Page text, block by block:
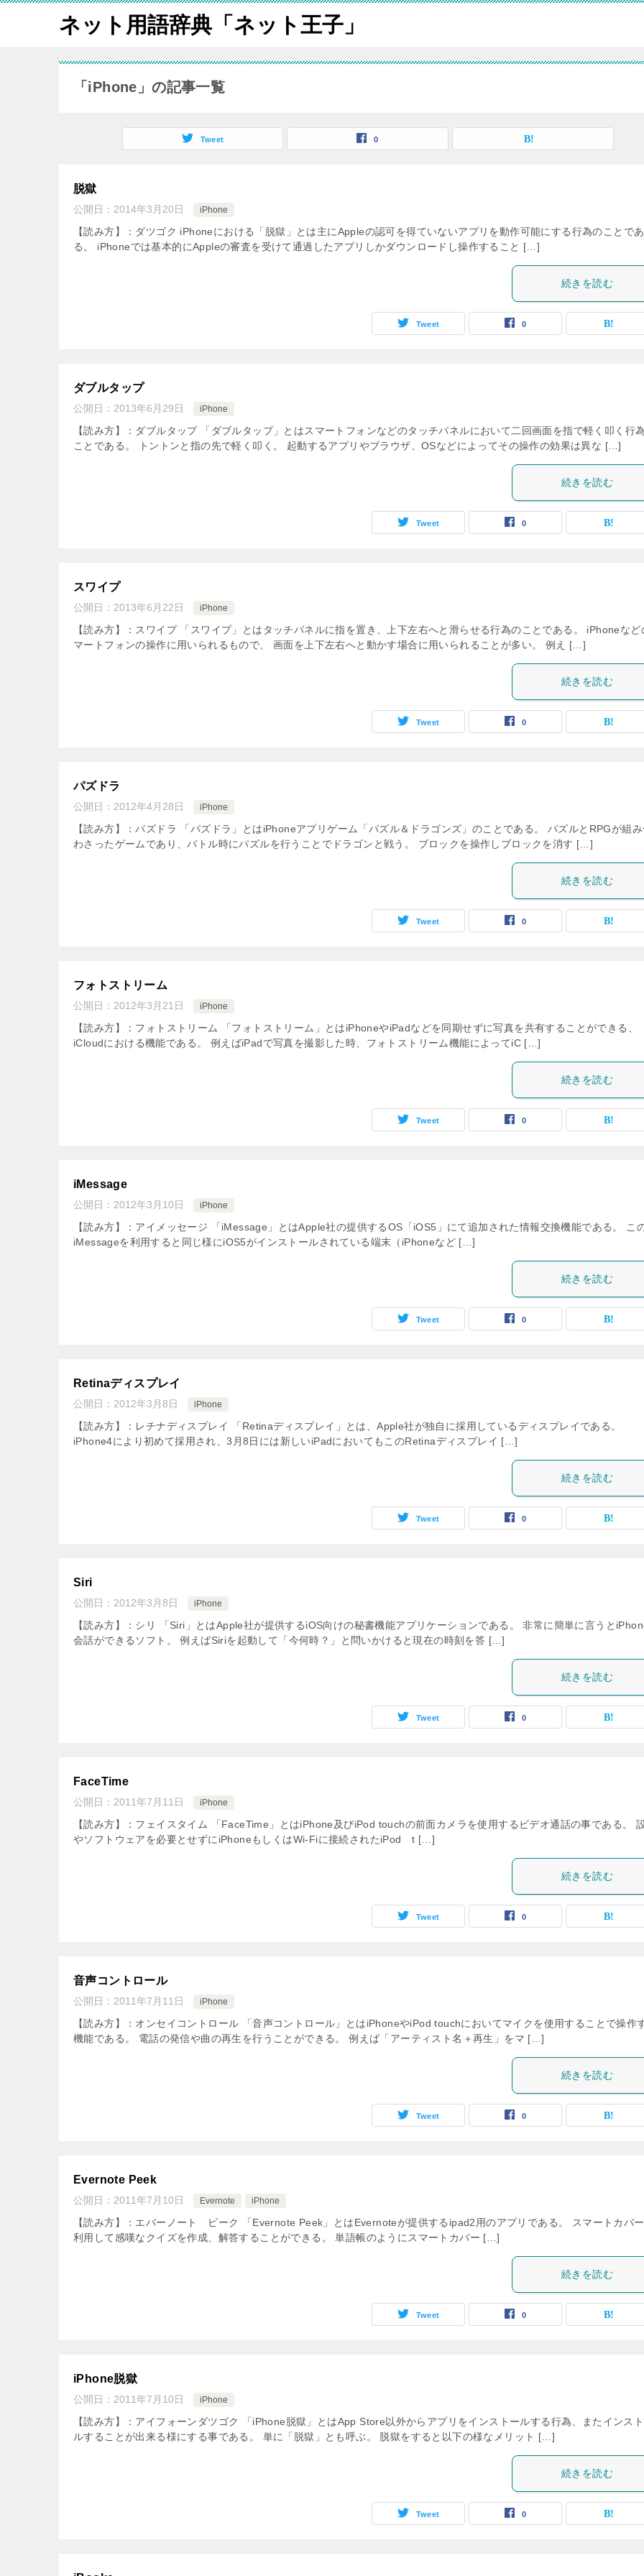
ネット用語辞典「ネット王子」
「iPhone」の記事一覧
Tweet 0
脱獄
公開日： 2014年3月20日 iPhone
【読み方】：ダツゴク iPhoneにおける「脱獄」とは主にAppleの認可を得ていないアプリを動作可能にする行為のことであ
る。 iPhoneでは基本的にAppleの審査を受けて通過したアプリしかダウンロードし操作すること […]
続きを読む
Tweet 0
ダブルタップ
公開日： 2013年6月29日 iPhone
【読み方】：ダブルタップ 「ダブルタップ」とはスマートフォンなどのタッチパネルにおいて二回画面を指で軽く叩く行
ことである。 トントンと指の先で軽く叩く。 起動するアプリやブラウザ、OSなどによってその操作の効果は異な […]
続きを読む
Tweet 0
スワイプ
公開日： 2013年6月22日 iPhone
【読み方】：スワイプ 「スワイプ」とはタッチパネルに指を置き、上下左右へと滑らせる行為のことである。 iPhoneなど
マートフォンの操作に用いられるもので、 画面を上下左右へと動かす場合に用いられることが多い。 例え […]
続きを読む
Tweet 0
パズドラ
公開日： 2012年4月28日 iPhone
【読み方】：パズドラ 「パズドラ」とはiPhoneアプリゲーム「パズル＆ドラゴンズ」のことである。 パズルとRPGが組
わさったゲームであり、バトル時にパズルを行うことでドラゴンと戦う。 ブロックを操作しブロックを消す […]
続きを読む
Tweet 0
フォトストリーム
公開日： 2012年3月21日 iPhone
【読み方】：フォトストリーム 「フォトストリーム」とはiPhoneやiPadなどを同期せずに写真を共有することができる、
iCloudにおける機能である。 例えばiPadで写真を撮影した時、フォトストリーム機能によってiC […]
続きを読む
Tweet 0
iMessage
公開日： 2012年3月10日 iPhone
【読み方】：アイメッセージ 「iMessage」とはApple社の提供するOS「iOS5」にて追加された情報交換機能である。 こ
iMessageを利用すると同じ様にiOS5がインストールされている端末（iPhoneなど […]
続きを読む
Tweet 0
Retinaディスプレイ
公開日： 2012年3月8日 iPhone
【読み方】：レチナディスプレイ 「Retinaディスプレイ」とは、Apple社が独自に採用しているディスプレイである。
iPhone4により初めて採用され、3月8日には新しいiPadにおいてもこのRetinaディスプレイ […]
続きを読む
Tweet 0
Siri
公開日： 2012年3月8日 iPhone
【読み方】：シリ 「Siri」とはApple社が提供するiOS向けの秘書機能アプリケーションである。 非常に簡単に言うと
会話ができるソフト。 例えばSiriを起動して「今何時？」と問いかけると現在の時刻を答 […]
続きを読む
Tweet 0
FaceTime
公開日： 2011年7月11日 iPhone
【読み方】：フェイスタイム 「FaceTime」とはiPhone及びiPod touchの前面カメラを使用するビデオ通話の事である。
やソフトウェアを必要とせずにiPhoneもしくはWi-Fiに接続されたiPod t […]
続きを読む
Tweet 0
音声コントロール
公開日： 2011年7月11日 iPhone
【読み方】：オンセイコントロール 「音声コントロール」とはiPhoneやiPod touchにおいてマイクを使用することで操作
機能である。 電話の発信や曲の再生を行うことができる。 例えば「アーティスト名＋再生」をマ […]
続きを読む
Tweet 0
Evernote Peek
公開日： 2011年7月10日 Evernote iPhone
【読み方】：エバーノート ピーク 「Evernote Peek」とはEvernoteが提供するipad2用のアプリである。 スマートカバ
利用して感嘆なクイズを作成、解答することができる。 単語帳のようにスマートカバー […]
続きを読む
Tweet 0
iPhone脱獄
公開日： 2011年7月10日 iPhone
【読み方】：アイフォーンダツゴク 「iPhone脱獄」とはApp Store以外からアプリをインストールする行為、またインス
ルすることが出来る様にする事である。 単に「脱獄」とも呼ぶ。 脱獄をすると以下の様なメリット […]
続きを読む
Tweet 0